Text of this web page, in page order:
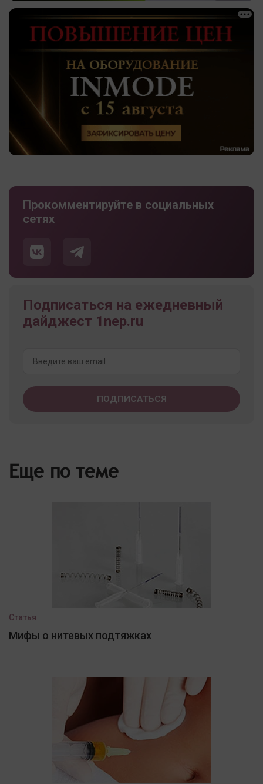
Прокомментируйте в социальных
сетях
Подписаться на ежедневный
дайджест 1nep.ru
Еще по теме
Статья
Мифы о нитевых подтяжках